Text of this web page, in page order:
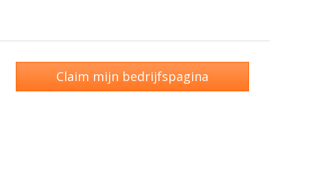
Claim mijn bedrijfspagina